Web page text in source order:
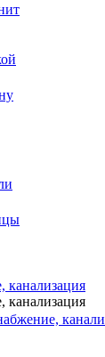
канализация
канализация